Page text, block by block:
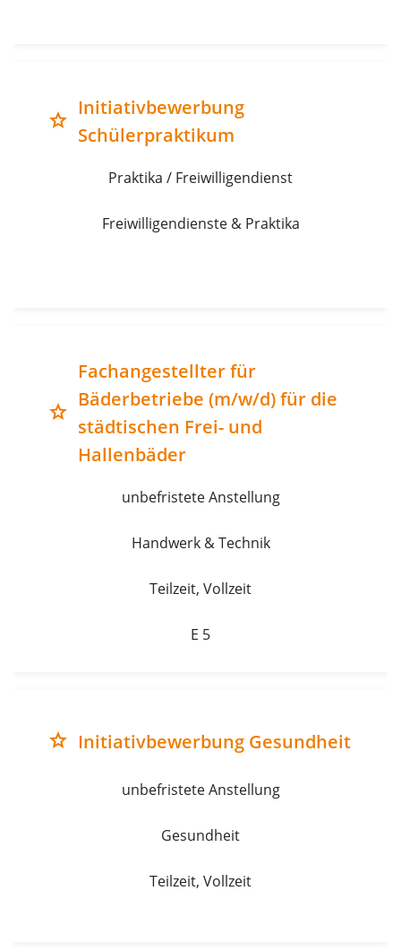
grade
Initiativbewerbung
Schülerpraktikum
Praktika / Freiwilligendienst
Freiwilligendienste & Praktika
grade
Fachangestellter für
Bäderbetriebe (m/w/d) für die
städtischen Frei- und
Hallenbäder
unbefristete Anstellung
Handwerk & Technik
Teilzeit, Vollzeit
E 5
grade Initiativbewerbung Gesundheit
unbefristete Anstellung
Gesundheit
Teilzeit, Vollzeit